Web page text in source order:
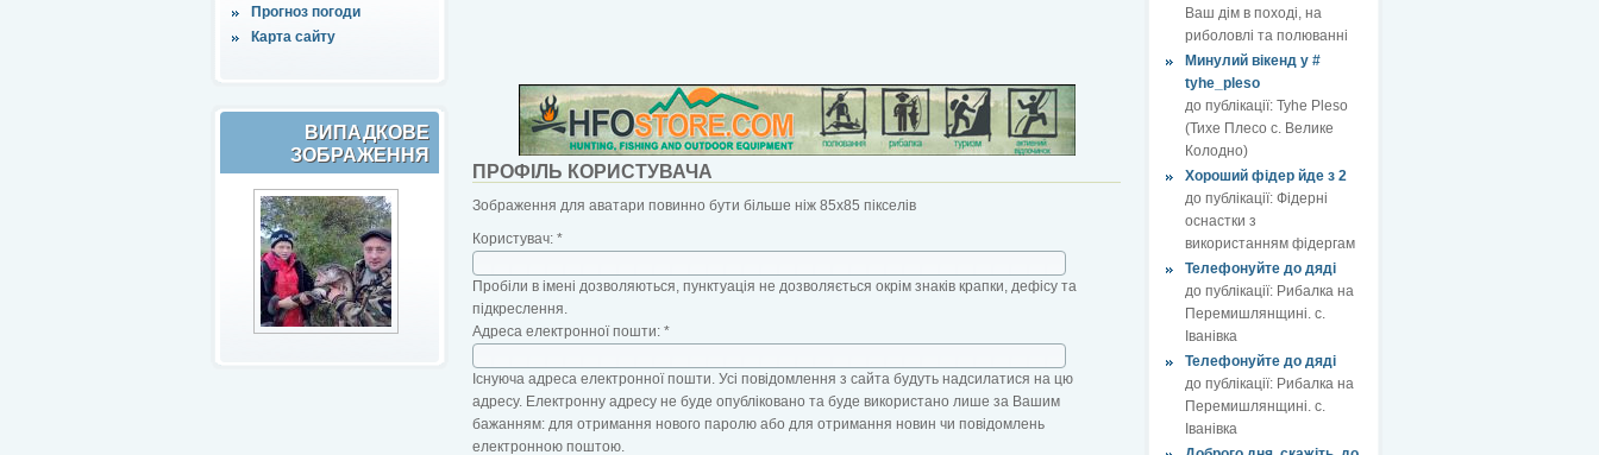
Прогноз погоди
Карта сайту
ВИПАДКОВЕ
ЗОБРАЖЕННЯ
Ваш дім в поході, на
риболовлі та полюванні
Минулий вікенд у #
tyhe_pleso
до публікації: Tyhe Pleso
(Тихе Плесо с. Велике
Колодно)
Хороший фідер йде з 2
до публікації: Фідерні
оснастки з
використанням фідергам
Телефонуйте до дяді
до публікації: Рибалка на
Перемишлянщині. с.
Іванівка
Телефонуйте до дяді
до публікації: Рибалка на
Перемишлянщині. с.
Іванівка
ПРОФІЛЬ КОРИСТУВАЧА
Зображення для аватари повинно бути більше ніж 85x85 пікселів
Користувач: *
Пробіли в імені дозволяються, пунктуація не дозволяється окрім знаків крапки, дефісу та
підкреслення.
Адреса електронної пошти: *
Існуюча адреса електронної пошти. Усі повідомлення з сайта будуть надсилатися на цю
адресу. Електронну адресу не буде опубліковано та буде використано лише за Вашим
бажанням: для отримання нового паролю або для отримання новин чи повідомлень
електронною поштою.